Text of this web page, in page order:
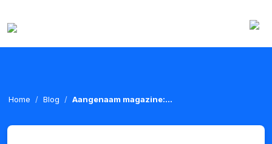
Home Blog Aangenaam magazine:...